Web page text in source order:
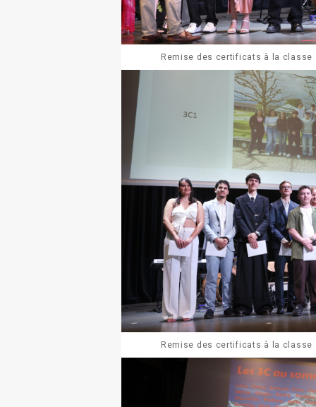
Remise des certificats à la classe
Remise des certificats à la classe